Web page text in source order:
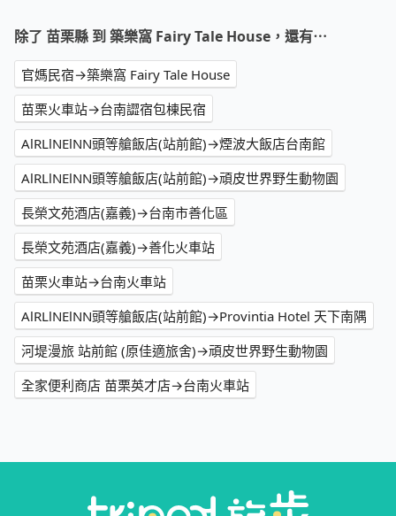
除了 苗栗縣 到 築樂窩 Fairy Tale House，還有⋯
官媽民宿→築樂窩 Fairy Tale House
苗栗火車站→台南譅宿包棟民宿
AlRLlNElNN頭等艙飯店(站前館)→煙波大飯店台南館
AlRLlNElNN頭等艙飯店(站前館)→頑皮世界野生動物園
長榮文苑酒店(嘉義)→台南市善化區
長榮文苑酒店(嘉義)→善化火車站
苗栗火車站→台南火車站
AlRLlNElNN頭等艙飯店(站前館)→Provintia Hotel 天下南隅
河堤漫旅 站前館 (原佳適旅舍)→頑皮世界野生動物園
全家便利商店 苗栗英才店→台南火車站